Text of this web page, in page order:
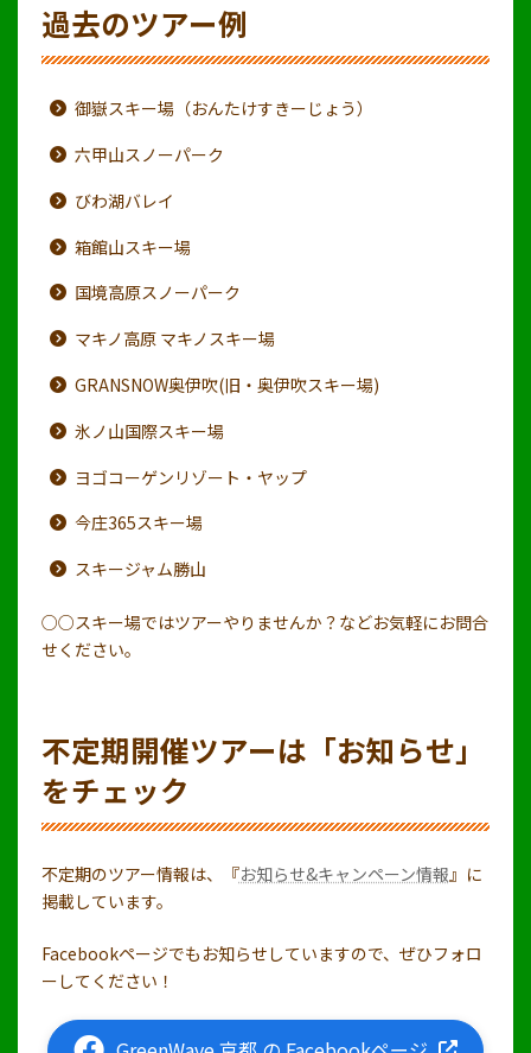
過去のツアー例
御嶽スキー場（おんたけすきーじょう）
六甲山スノーパーク
びわ湖バレイ
箱館山スキー場
国境高原スノーパーク
マキノ高原 マキノスキー場
GRANSNOW奥伊吹(旧・奥伊吹スキー場)
氷ノ山国際スキー場
ヨゴコーゲンリゾート・ヤップ
今庄365スキー場
スキージャム勝山
○○スキー場ではツアーやりませんか？などお気軽にお問合
せください。
不定期開催ツアーは「お知らせ」
をチェック
不定期のツアー情報は、『お知らせ&キャンペーン情報 』に
掲載しています。
Facebookページでもお知らせしていますので、ぜひフォロ
ーしてください！